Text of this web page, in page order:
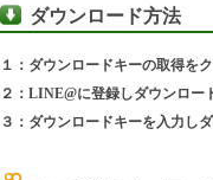
ダウンロード方法
１：ダウンロードキーの取得を
２：LINE@に登録しダウンロー
３：ダウンロードキーを入力し